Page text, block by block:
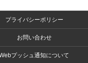
プライバシーポリシー
お問い合わせ
プッシュ通知について